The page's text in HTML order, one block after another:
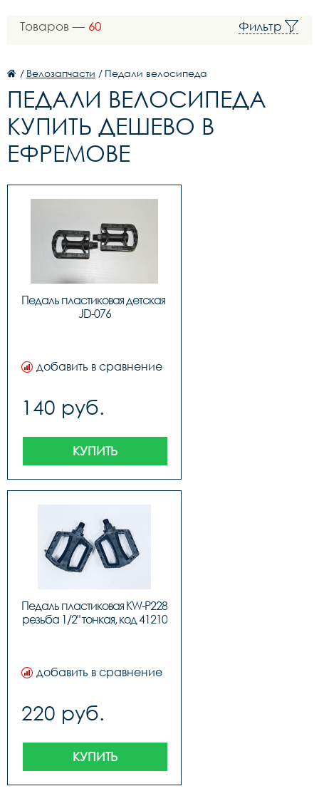
Товаров — 60 Фильтр
/ Велозапчасти / Педали велосипеда
ПЕДАЛИ ВЕЛОСИПЕДА
КУПИТЬ ДЕШЕВО В
ЕФРЕМОВЕ
Педаль пластиковая детская
JD-076
добавить в сравнение
140 руб.
КУПИТЬ
Педаль пластиковая KW-P228
резьба 1/2" тонкая, код 41210
добавить в сравнение
220 руб.
КУПИТЬ